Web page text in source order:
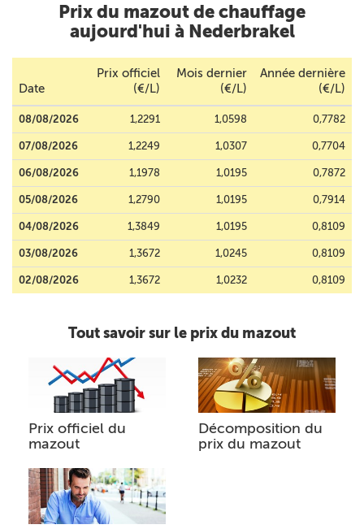
Prix du mazout de chauffage
aujourd'hui à Nederbrakel
Date
Prix officiel
(€/L)
Mois dernier
(€/L)
Année dernière
(€/L)
08/08/2026 1,2291 1,0598 0,7782
07/08/2026 1,2249 1,0307 0,7704
06/08/2026 1,1978 1,0195 0,7872
05/08/2026 1,2790 1,0195 0,7914
04/08/2026 1,3849 1,0195 0,8109
03/08/2026 1,3672 1,0245 0,8109
02/08/2026 1,3672 1,0232 0,8109
Tout savoir sur le prix du mazout
Prix officiel du
mazout
Décomposition du
prix du mazout